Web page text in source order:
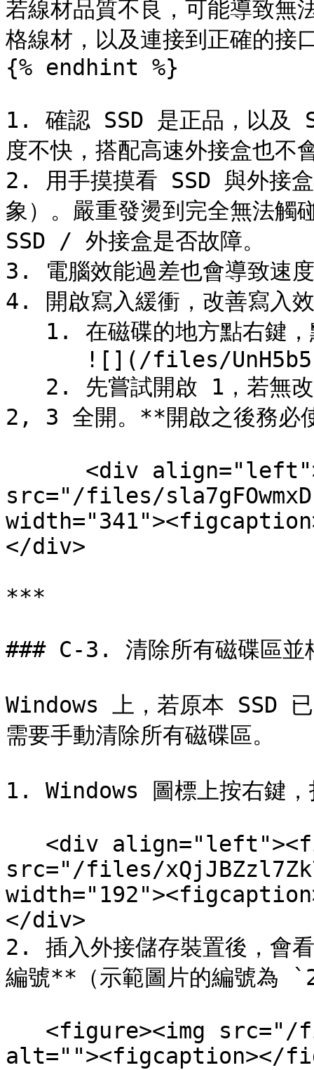
若線材品質不良，可能導致無
格線材，以及連接到正確的接
{% endhint %}
1. 確認 SSD 是正品，以及
度不快，搭配高速外接盒也不
2. 用手摸摸看 SSD 與外接
象）。嚴重發燙到完全無法觸
SSD / 外接盒是否故障。
3. 電腦效能過差也會導致速
4. 開啟寫入緩衝，改善寫入
2, 3 全開。**開啟之後務必
src="/files/
</div>
***
### C-3. 清除所有磁碟區並
Windows 上，若原本 SSD
需要手動清除所有磁碟區。
1. Windows 圖標上按右鍵，
src="/files/
</div>
2. 插入外接儲存裝置後，會
編號**（示範圖片的編號為
alt=""><figcaption></